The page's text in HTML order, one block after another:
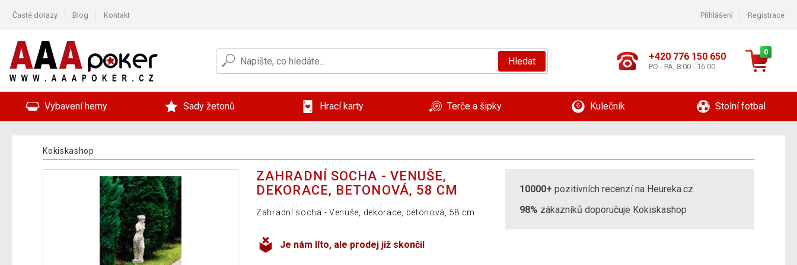
Časté dotazy Blog Kontakt Přihlášení Registrace
Hledat +420 776 150 650
PO - PÁ, 8:00 - 16:00
0
Vybavení herny Sady žetonů Hrací karty Terče a šipky Kulečník Stolní fotbal
Kokiskashop
ZAHRADNÍ SOCHA - VENUŠE,
DEKORACE, BETONOVÁ, 58 CM
Zahradní socha - Venuše, dekorace, betonová, 58 cm
Je nám líto, ale prodej již skončil
10000+ pozitivních recenzí na Heureka.cz
98% zákazníků doporučuje Kokiskashop